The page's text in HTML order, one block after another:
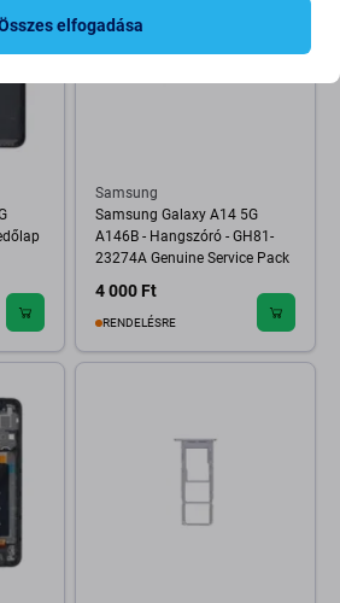
Samsung
Samsung Galaxy A14 5G
A146B - Hangszóró - GH81-
23274A Genuine Service Pack
4 000 Ft
RENDELÉSRE
elfogadása